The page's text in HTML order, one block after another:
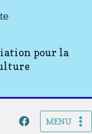
pour la
MENU